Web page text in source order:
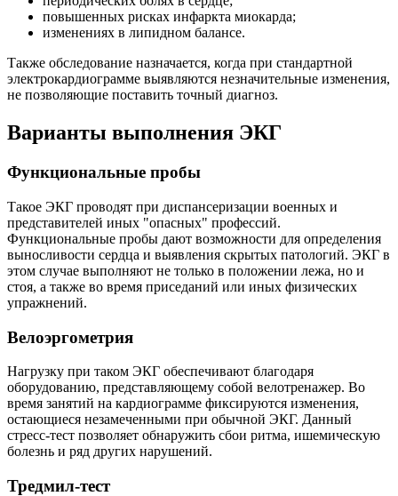
повышенных рисках инфаркта миокарда;
изменениях в липидном балансе.
Также обследование назначается, когда при стандартной
электрокардиограмме выявляются незначительные изменения,
не позволяющие поставить точный диагноз.
Варианты выполнения ЭКГ
Функциональные пробы
Такое ЭКГ проводят при диспансеризации военных и
представителей иных "опасных" профессий.
Функциональные пробы дают возможности для определения
выносливости сердца и выявления скрытых патологий. ЭКГ в
этом случае выполняют не только в положении лежа, но и
стоя, а также во время приседаний или иных физических
упражнений.
Велоэргометрия
Нагрузку при таком ЭКГ обеспечивают благодаря
оборудованию, представляющему собой велотренажер. Во
время занятий на кардиограмме фиксируются изменения,
остающиеся незамеченными при обычной ЭКГ. Данный
стресс-тест позволяет обнаружить сбои ритма, ишемическую
болезнь и ряд других нарушений.
Тредмил-тест